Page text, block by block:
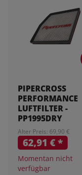
PIPERCROSS
PERFORMANCE
LUFTFILTER -
PP1995DRY
Alter Preis: 69,90 €
62,91 €*
Momentan nicht
verfügbar